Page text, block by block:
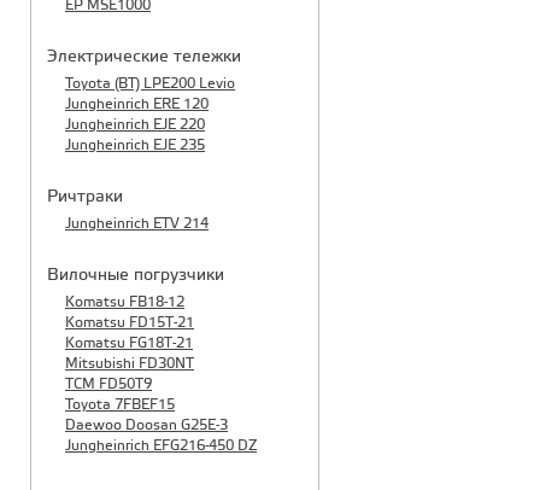
EP MSE1000
Электрические тележки
Toyota (BT) LPE200 Levio
Jungheinrich ERE 120
Jungheinrich EJE 220
Jungheinrich EJE 235
Ричтраки
Jungheinrich ETV 214
Вилочные погрузчики
Komatsu FB18-12
Komatsu FD15T-21
Komatsu FG18T-21
Mitsubishi FD30NT
TCM FD50T9
Toyota 7FBEF15
Daewoo Doosan G25E-3
Jungheinrich EFG216-450 DZ